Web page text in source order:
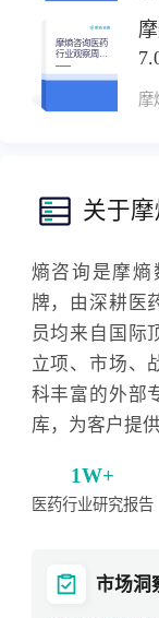
摩熵咨询医药
行业观察周报
（2026.07.06-
2026.07.12）
摩
关于
熵咨询是摩熵
牌，由深耕医
员均来自国际
立项、市场、
科丰富的外部
库，为客户提
1W+
医药行业研究报告
市场洞